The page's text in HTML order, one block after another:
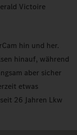
Victoire
hin und her.
hinauf, während
aber sicher
etwas
26 Jahren Lkw